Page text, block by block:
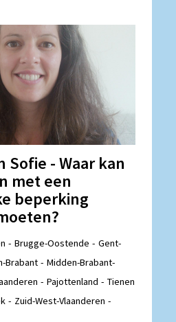
Sofie - Waar kan
met een
beperking
Brugge-Oostende
Gent-
Brabant
Midden-Brabant-
Pajottenland
Tienen
Zuid-West-Vlaanderen